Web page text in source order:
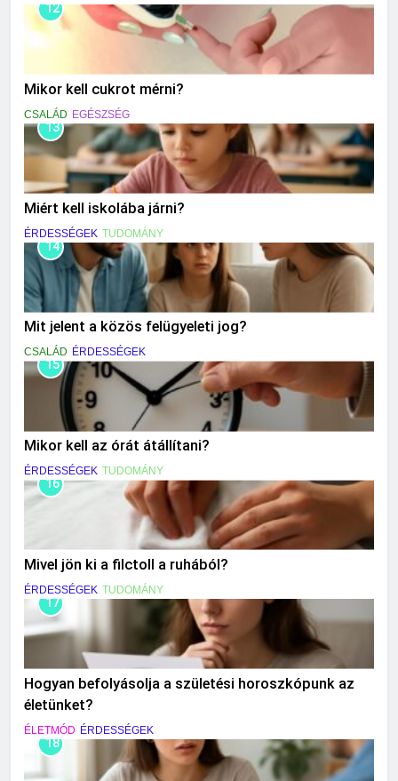
12
Mikor kell cukrot mérni?
CSALÁD EGÉSZSÉG
13
Miért kell iskolába járni?
ÉRDESSÉGEK TUDOMÁNY
14
Mit jelent a közös felügyeleti jog?
CSALÁD ÉRDESSÉGEK
15
Mikor kell az órát átállítani?
ÉRDESSÉGEK TUDOMÁNY
16
Mivel jön ki a filctoll a ruhából?
ÉRDESSÉGEK TUDOMÁNY
17
Hogyan befolyásolja a születési horoszkópunk az
életünket?
ÉLETMÓD ÉRDESSÉGEK
18